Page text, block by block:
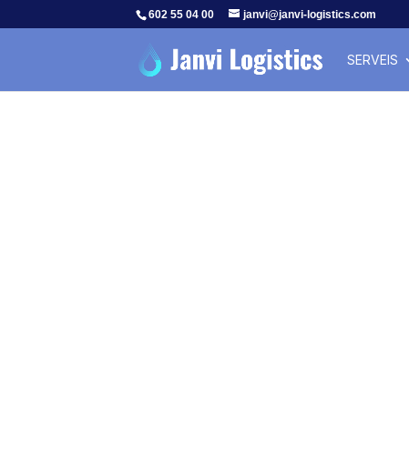
602 55 04 00 janvi@janvi-logistics.com
SERVEIS